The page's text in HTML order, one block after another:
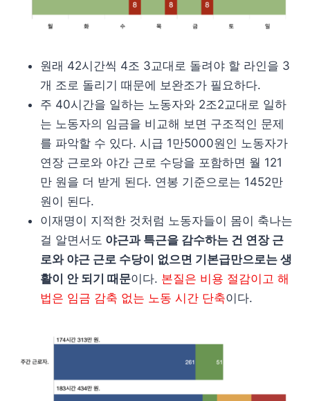
원래 42시간씩 4조 3교대로 돌려야 할 라인을 3
개 조로 돌리기 때문에 보완조가 필요하다.
주 40시간을 일하는 노동자와 2조2교대로 일하
는 노동자의 임금을 비교해 보면 구조적인 문제
를 파악할 수 있다. 시급 1만5000원인 노동자가
연장 근로와 야간 근로 수당을 포함하면 월 121
만 원을 더 받게 된다. 연봉 기준으로는 1452만
원이 된다.
이재명이 지적한 것처럼 노동자들이 몸이 축나는
걸 알면서도 야근과 특근을 감수하는 건 연장 근
로와 야근 근로 수당이 없으면 기본급만으로는 생
활이 안 되기 때문이다. 본질은 비용 절감이고 해
법은 임금 감축 없는 노동 시간 단축이다.